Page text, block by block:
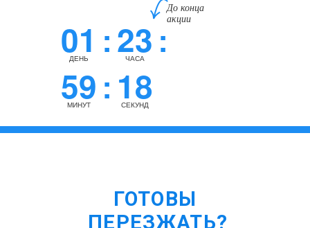
До конца
акции
01:
ДЕНЬ 23:
ЧАСА
59:
МИНУТ 17
СЕКУНД
ГОТОВЫ
ПЕРЕЗЖАТЬ?